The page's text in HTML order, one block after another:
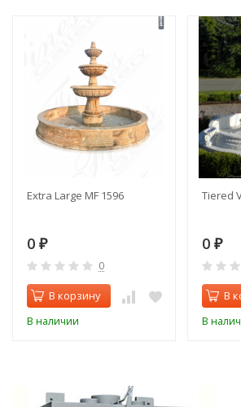
Extra Large MF 1596
0 ₽
0
В корзину
В наличии
Tiered
0 ₽
В
В